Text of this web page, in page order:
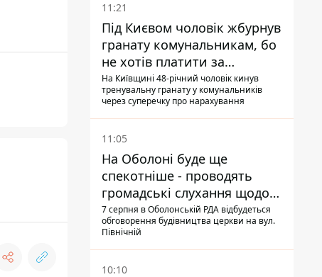
11:21
Під Києвом чоловік жбурнув
гранату комунальникам, бо
не хотів платити за
квитанціями
На Київщині 48-річний чоловік кинув
тренувальну гранату у комунальників
через суперечку про нарахування
11:05
На Оболоні буде ще
спекотніше - проводять
громадські слухання щодо
храму УГКЦ на Північній
7 серпня в Оболонській РДА відбудеться
обговорення будівництва церкви на вул.
Північній
10:10